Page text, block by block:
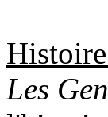
Les